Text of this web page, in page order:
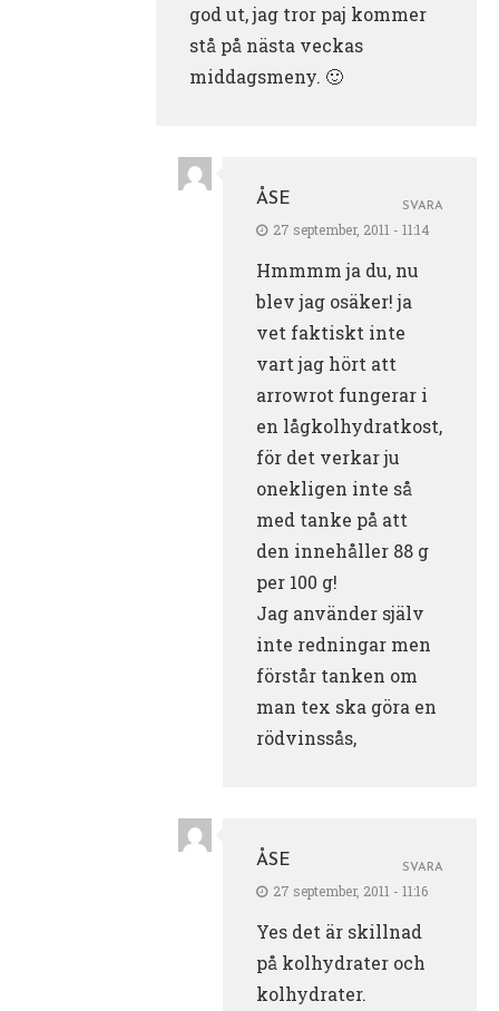
god ut, jag tror paj kommer
stå på nästa veckas
middagsmeny. 🙂
ÅSE
27 september, 2011 - 11:14
Hmmmm ja du, nu
blev jag osäker! ja
vet faktiskt inte
vart jag hört att
arrowrot fungerar i
en lågkolhydratkost,
för det verkar ju
onekligen inte så
med tanke på att
den innehåller 88 g
per 100 g!
Jag använder själv
inte redningar men
förstår tanken om
man tex ska göra en
rödvinssås,
SVARA
ÅSE
27 september, 2011 - 11:16
Yes det är skillnad
på kolhydrater och
kolhydrater.
SVARA